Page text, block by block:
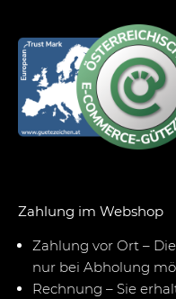
Zahlung im Webshop
Zahlung vor Ort –
nur bei Abholung
Rechnung – Sie